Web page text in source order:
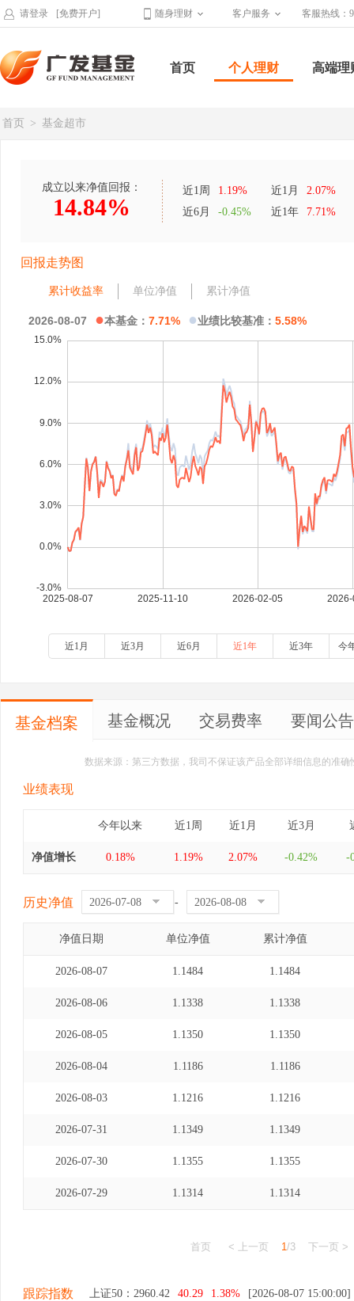
请登录 [免费开户] 随身理财 客户服务 客服热线：
首页 个人理财 高端理
首页 > 基金超市
成立以来净值回报：
14.84%
近1周 1.19% 近1月
2.07%
近6月
-0.45% 近1年 7.71%
回报走势图
累计收益率 单位净值 累计净值
2026-08-07 ●本基金： 7.71% ●业绩比较基准： 5.58%
近1月 近3月 近6月 近1年 近3年 今
基金档案 基金概况 交易费率 要闻公告
数据来源：第三方数据，我司不保证该产品全部详细信息的准
业绩表现
今年以来 近1周 近1月 近3月
净值增长 0.18% 1.19% 2.07% -0.42% -
历史净值 -
净值日期 单位净值 累计净值
2026-08-07 1.1484 1.1484
2026-08-06 1.1338 1.1338
2026-08-05 1.1350 1.1350
2026-08-04 1.1186 1.1186
2026-08-03 1.1216 1.1216
2026-07-31 1.1349 1.1349
2026-07-30 1.1355 1.1355
2026-07-29 1.1314 1.1314
首页 < 上一页 1/3 下一页 >
跟踪指数 上证50： 2960.42 40.29 1.38% [2026-08-07 15:00:00]